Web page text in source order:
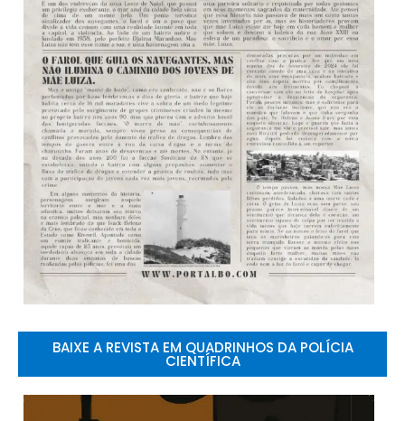
BAIXE A REVISTA EM QUADRINHOS DA POLÍCIA
CIENTÍFICA